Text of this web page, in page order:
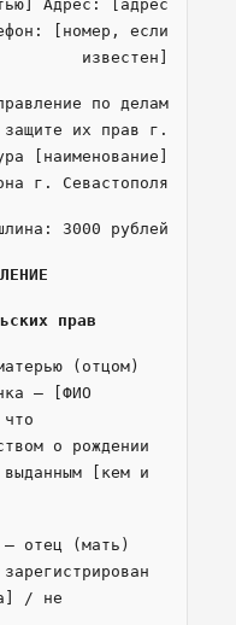
Адрес: [адрес
[номер, если
известен]
по делам
защите их прав г.
[наименование]
г. Севастополя
3000 рублей
прав
(отцом)
— [ФИО
о рождении
[кем и
— отец (мать)
/ не